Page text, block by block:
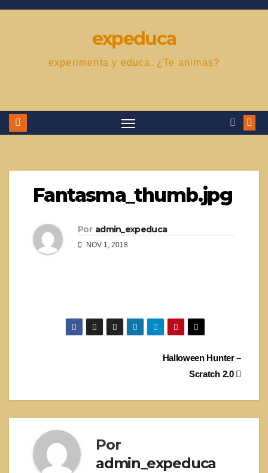
Saltar
expeduca
experimenta y educa. ¿Te animas?
Fantasma_thumb.jpg
Por admin_expeduca
NOV 1, 2018
Halloween Hunter –
Scratch 2.0
Por
admin_expeduca